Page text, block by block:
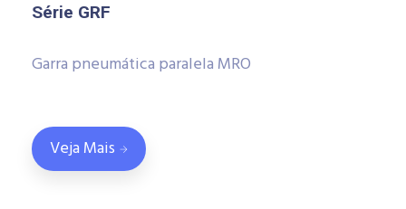
Série GRF
Garra pneumática paralela MRO
Veja Mais